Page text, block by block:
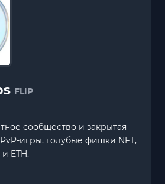
FLIP
сообщество и закрытая
игры, голубые фишки NFT,
ETH.